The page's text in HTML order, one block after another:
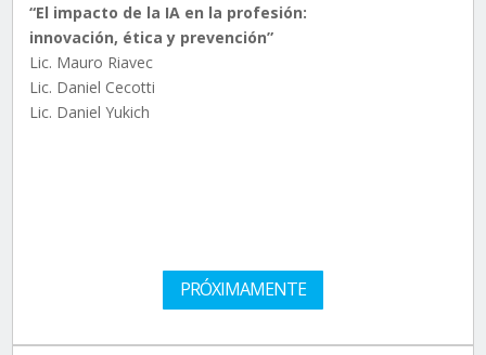
“El impacto de la IA en la profesión:
innovación, ética y prevención”
Lic. Mauro Riavec
Lic. Daniel Cecotti
Lic. Daniel Yukich
PRÓXIMAMENTE